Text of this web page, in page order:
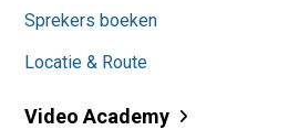
Sprekers boeken
Locatie & Route
Video Academy